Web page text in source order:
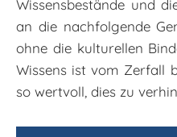
Wissensbestände und
an die nachfolgende
ohne die kulturellen
Wissens ist vom Zerfall
so wertvoll, dies zu